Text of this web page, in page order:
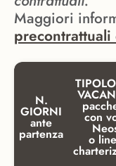
Maggiori
N.
GIORNI
ante
partenza
con
o